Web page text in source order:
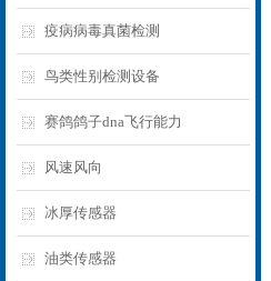
疫病病毒真菌检测
鸟类性别检测设备
赛鸽鸽子dna飞行能力
风速风向
冰厚传感器
油类传感器